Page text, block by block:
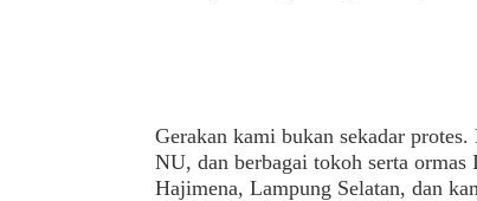
Gerakan kami bukan sekadar
NU, dan berbagai tokoh serta
Hajimena, Lampung Selatan, dan